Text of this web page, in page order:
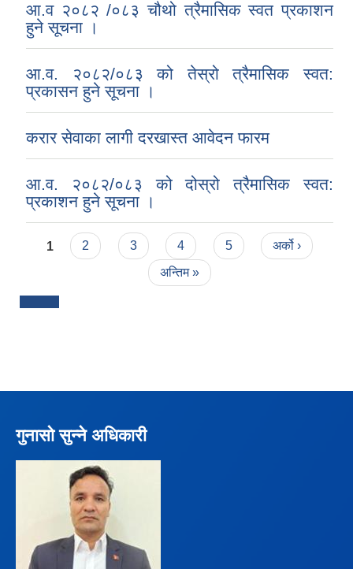
आ.व २०८२ /०८३ चौथो त्रैमासिक स्वत प्रकाशन
हुने सूचना ।
आ.व. २०८२/०८३ को तेस्रो त्रैमासिक स्वत:
प्रकासन हुने सूचना ।
करार सेवाका लागी दरखास्त आवेदन फारम
आ.व. २०८२/०८३ को दोस्रो त्रैमासिक स्वत:
प्रकाशन हुने सूचना ।
Pages
1 2 3 4 5
अर्को ›
अन्तिम »
गुनासो सुन्ने अधिकारी